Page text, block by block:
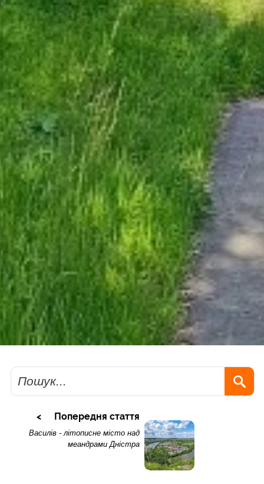
Пошук
Попередня стаття
Василів - літописне місто над
меандрами Дністра